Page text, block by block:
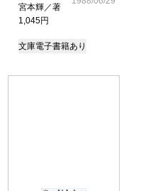
宮本輝／著
1,045円
文庫電子書籍あり